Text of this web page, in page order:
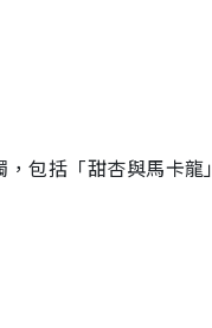
，包括 「甜杏與馬卡龍」